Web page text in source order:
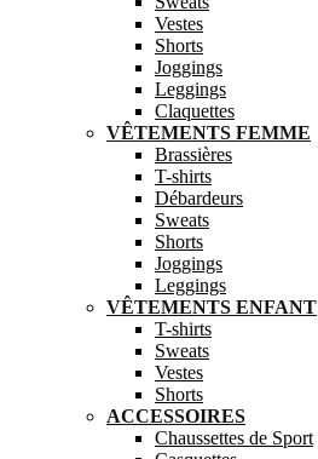
Vestes
Shorts
Joggings
Leggings
Claquettes
VÊTEMENTS FEMME
Brassières
T-shirts
Débardeurs
Sweats
Shorts
Joggings
Leggings
VÊTEMENTS ENFANT
T-shirts
Sweats
Vestes
Shorts
ACCESSOIRES
Chaussettes de Sport